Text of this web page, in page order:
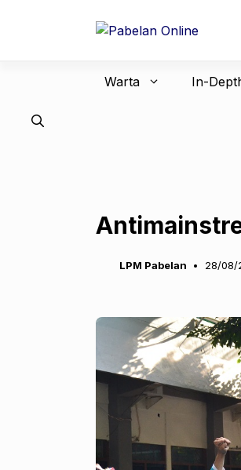
Warta In-
LPM Pabelan 28/08/